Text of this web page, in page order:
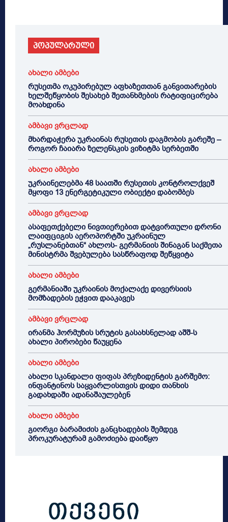
პოპულარული
ახალი ამბები
რუსეთმა ოკუპირებულ აფხაზეთთან განვითარების
ხელშეწყობის შესახებ შეთანხმების რატიფიცირება
მოახდინა
ამბავი ვრცლად
მხარდაჭერა უკრაინას რუსეთის დაგმობის გარეშე –
როგორ ჩაიარა ზელენსკის ვიზიტმა სერბეთში
ახალი ამბები
უკრაინელებმა 48 საათში რუსეთის კონტროლქვეშ
მყოფი 13 ენერგეტიკული ობიექტი დაბომბეს
ამბავი ვრცლად
ასაფეთქებელი ნივთიერებით დატვირთული დრონი
ლაიფციგის აეროპორტში უკრაინულ
„რუსლანებთან“ ახლოს- გერმანიის შინაგან საქმეთა
მინისტრმა შვებულება სასწრაფოდ შეწყვიტა
ახალი ამბები
გერმანიაში უკრაინის მოქალაქე დივერსიის
მომზადების ეჭვით დააკავეს
ამბავი ვრცლად
ირანმა ჰორმუზის სრუტის გასახსნელად აშშ-ს
ახალი პირობები წაუყენა
ახალი ამბები
ახალი სკანდალი ფიფას პრეზიდენტის გარშემო:
ინფანტინოს საყვარლისთვის დიდი თანხის
გადახდაში ადანაშაულებენ
ახალი ამბები
გიორგი ბარამიძის განცხადების შემდეგ
პროკურატურამ გამოძიება დაიწყო